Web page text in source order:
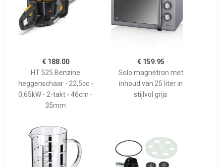
€ 188.00
HT 525 Benzine
heggenschaar - 22,5cc -
0,65kW - 2-takt - 46cm -
35mm
€ 159.95
Solo magnetron met
inhoud van 25 liter in
stijlvol grijs